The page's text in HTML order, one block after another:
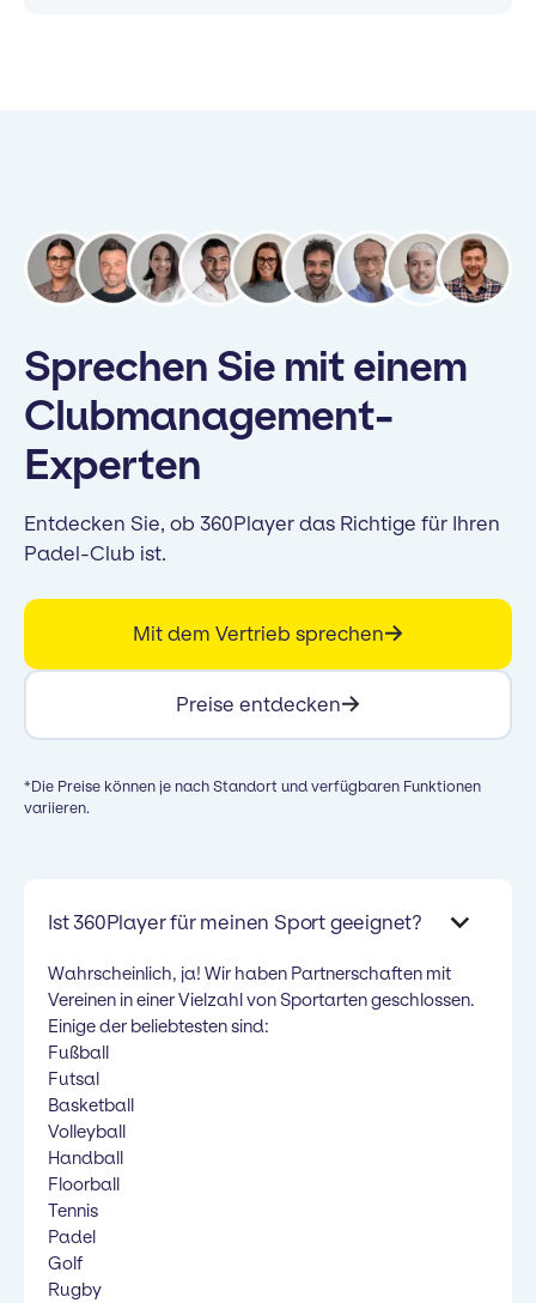
Sprechen Sie mit einem
Clubmanagement-
Experten
Entdecken Sie, ob 360Player das Richtige für Ihren
Padel-Club ist.
Mit dem Vertrieb sprechen
Preise entdecken
*Die Preise können je nach Standort und verfügbaren Funktionen
variieren.
Ist 360Player für meinen Sport geeignet?
Wahrscheinlich, ja! Wir haben Partnerschaften mit
Vereinen in einer Vielzahl von Sportarten geschlossen.
Einige der beliebtesten sind:
Fußball
Futsal
Basketball
Volleyball
Handball
Floorball
Tennis
Padel
Golf
Rugby